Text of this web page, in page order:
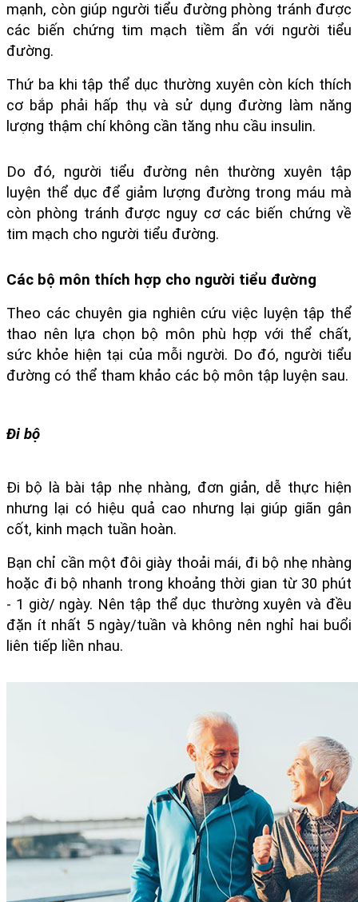
mạnh, còn giúp người tiểu đường phòng tránh được
các biến chứng tim mạch tiềm ẩn với người tiểu
đường.
Thứ ba khi tập thể dục thường xuyên còn kích thích
cơ bắp phải hấp thụ và sử dụng đường làm năng
lượng thậm chí không cần tăng nhu cầu insulin.
Do đó, người tiểu đường nên thường xuyên tập
luyện thể dục để giảm lượng đường trong máu mà
còn phòng tránh được nguy cơ các biến chứng về
tim mạch cho người tiểu đường.
Các bộ môn thích hợp cho người tiểu đường
Theo các chuyên gia nghiên cứu việc luyện tập thể
thao nên lựa chọn bộ môn phù hợp với thể chất,
sức khỏe hiện tại của mỗi người. Do đó, người tiểu
đường có thể tham khảo các bộ môn tập luyện sau.
Đi bộ
Đi bộ là bài tập nhẹ nhàng, đơn giản, dễ thực hiện
nhưng lại có hiệu quả cao nhưng lại giúp giãn gân
cốt, kinh mạch tuần hoàn.
Bạn chỉ cần một đôi giày thoải mái, đi bộ nhẹ nhàng
hoặc đi bộ nhanh trong khoảng thời gian từ 30 phút
- 1 giờ/ ngày. Nên tập thể dục thường xuyên và đều
đặn ít nhất 5 ngày/tuần và không nên nghỉ hai buổi
liên tiếp liền nhau.